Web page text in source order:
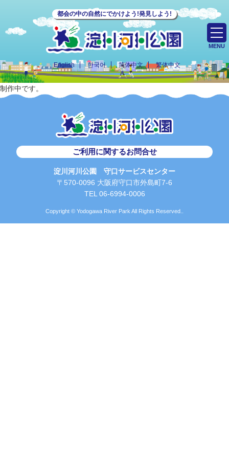
都会の中の自然にでかけよう!発見しよう!
English 한국어 简体中文 繁体中文
MENU
制作中です。
ご利用に関するお問合せ
淀川河川公園 守口サービスセンター
〒570-0096 大阪府守口市外島町7-6
TEL 06-6994-0006
Copyright © Yodogawa River Park All Rights Reserved..